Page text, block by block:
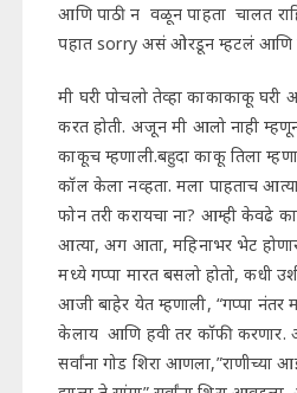
आणि पाठी न वळून पाहता चालत
पहात sorry असं ओरडून म्हटलं आणि
मी घरी पोचलो तेव्हा काकाकाकू
करत होती. अजून मी आलो नाही
काकूच म्हणाली.बहुदा काकू तिला
कॉल केला नव्हता. मला पाहताच
फोन तरी करायचा ना? आम्ही केवढे
आत्या, अग आता, महिनाभर भेट
मध्ये गप्पा मारत बसलो होतो, कधी
आजी बाहेर येत म्हणाली, “गप्पा नंतर
केलाय आणि हवी तर कॉफी
सर्वांना गोड शिरा